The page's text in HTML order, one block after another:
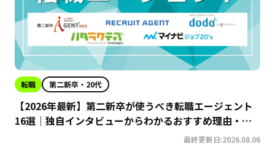
転職 第二新卒・20代
【2026年最新】第二新卒が使うべき転職エージェント
16選｜独自インタビューからわかるおすすめ理由・サ
最終更新日:2026.08.06